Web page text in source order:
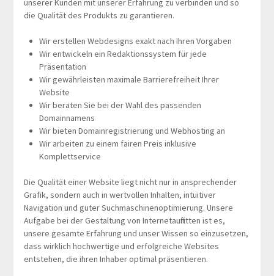
unserer Kunden mit unserer Erfahrung zu verbinden und so
die Qualität des Produkts zu garantieren.
Wir erstellen Webdesigns exakt nach Ihren Vorgaben
Wir entwickeln ein Redaktionssystem für jede
Präsentation
Wir gewährleisten maximale Barrierefreiheit Ihrer
Website
Wir beraten Sie bei der Wahl des passenden
Domainnamens
Wir bieten Domainregistrierung und Webhosting an
Wir arbeiten zu einem fairen Preis inklusive
Komplettservice
Die Qualität einer Website liegt nicht nur in ansprechender
Grafik, sondern auch in wertvollen Inhalten, intuitiver
Navigation und guter Suchmaschinenoptimierung. Unsere
Aufgabe bei der Gestaltung von Internetauftritten ist es,
unsere gesamte Erfahrung und unser Wissen so einzusetzen,
dass wirklich hochwertige und erfolgreiche Websites
entstehen, die ihren Inhaber optimal präsentieren.